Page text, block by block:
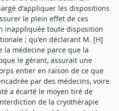
d'appliquer les dispositions
le plein effet de ces
inappliquée toute disposition
; qu'en déclarant M. [H]
la médecine parce que la
le gérant, assurait une
entier en raison de ce que
par des médecins, voire
a écarté le moyen tiré de
de la cryothérapie